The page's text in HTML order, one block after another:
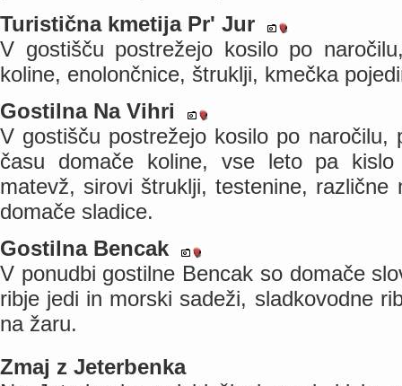
Turistična kmetija Pr' Jur
V gostišču postrežejo kosilo po
koline, enolončnice, štruklji, kmečka
Gostilna Na Vihri
V gostišču postrežejo kosilo po naročilu,
času domače koline, vse leto pa
matevž, sirovi štruklji, testenine, različne
domače sladice.
Gostilna Bencak
V ponudbi gostilne Bencak so domače
ribje jedi in morski sadeži, sladkovodne
na žaru.
Zmaj z Jeterbenka